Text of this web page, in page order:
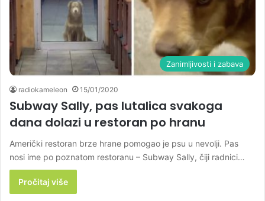
Zanimljivosti i zabava
radiokameleon 15/01/2020
Subway Sally, pas lutalica svakoga
dana dolazi u restoran po hranu
Američki restoran brze hrane pomogao je psu u nevolji. Pas
nosi ime po poznatom restoranu – Subway Sally, čiji radnici…
Pročitaj više